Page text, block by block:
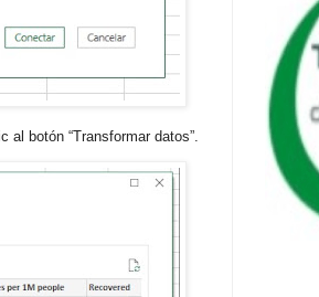
al botón “Transformar datos”.